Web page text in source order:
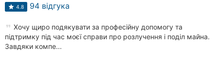
4.8 94 відгука
Хочу щиро подякувати за професійну допомогу та
підтримку під час моєї справи про розлучення і поділ майна.
Завдяки компе...